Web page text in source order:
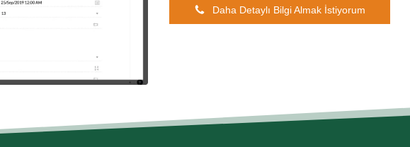
Daha Detaylı Bilgi Almak İstiyorum